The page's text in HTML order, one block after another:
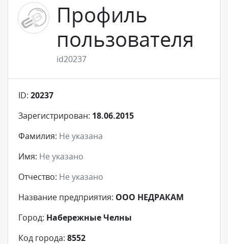
Добавить товар или услугу
Профиль
пользователя
id20237
ID: 20237
Зарегистрирован: 18.06.2015
Фамилия: Не указана
Имя: Не указано
Отчество: Не указано
Название предприятия: ООО НЕДРАКАМ
Город: Набережные Челны
Код города: 8552